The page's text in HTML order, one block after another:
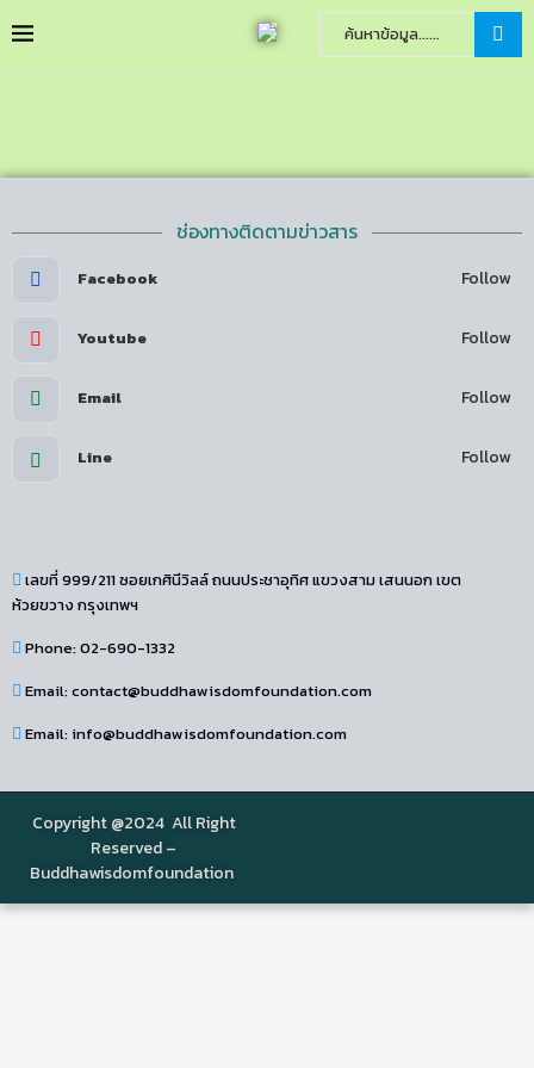
ช่องทางติดตามข่าวสาร
Facebook Follow
Youtube Follow
Email Follow
Line Follow
เลขที่ 999/211 ซอยเกศินีวิลล์ ถนนประชาอุทิศ แขวงสาม เสนนอก เขต
ห้วยขวาง กรุงเทพฯ
Phone: 02-690-1332
Email: contact@buddhawisdomfoundation.com
Email: info@buddhawisdomfoundation.com
Copyright @2024 All Right
Reserved –
Buddhawisdomfoundation